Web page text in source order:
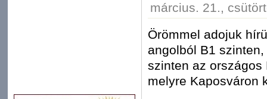
március. 21.,
Örömmel adojuk
angolból B1 szinten,
szinten az
melyre Kaposváron